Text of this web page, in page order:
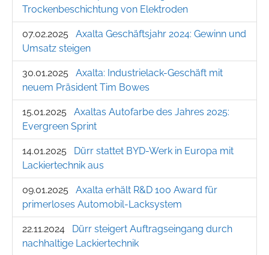
Trockenbeschichtung von Elektroden
07.02.2025
Axalta Geschäftsjahr 2024: Gewinn und
Umsatz steigen
30.01.2025
Axalta: Industrielack-Geschäft mit
neuem Präsident Tim Bowes
15.01.2025
Axaltas Autofarbe des Jahres 2025:
Evergreen Sprint
14.01.2025
Dürr stattet BYD-Werk in Europa mit
Lackiertechnik aus
09.01.2025
Axalta erhält R&D 100 Award für
primerloses Automobil-Lacksystem
22.11.2024
Dürr steigert Auftragseingang durch
nachhaltige Lackiertechnik